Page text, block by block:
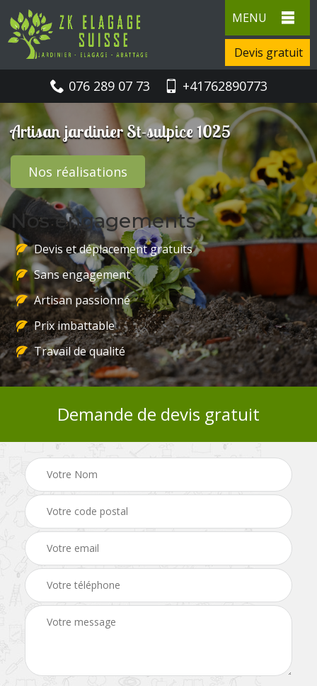
MENU
Devis gratuit
076 289 07 73 +41762890773
Artisan jardinier St-sulpice 1025
Nos réalisations
Nos engagements
Devis et déplacement gratuits
Sans engagement
Artisan passionné
Prix imbattable
Travail de qualité
Demande de devis gratuit